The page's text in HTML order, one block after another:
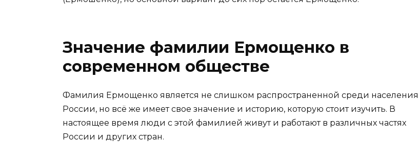
Значение фамилии Ермощенко в
современном обществе
Фамилия Ермощенко является не слишком распространенной среди населения
России, но всё же имеет свое значение и историю, которую стоит изучить. В
настоящее время люди с этой фамилией живут и работают в различных частях
России и других стран.